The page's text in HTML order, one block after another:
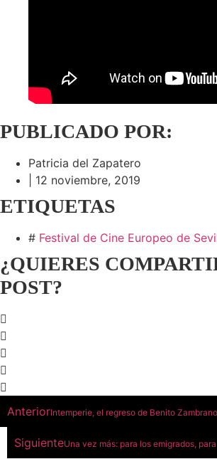
PUBLICADO POR:
Patricia del Zapatero
12 noviembre, 2019
ETIQUETAS
# Festival de Cine Europeo de
¿QUIERES
POST?
AnteriorIntemperie, el regreso de Benito Zambrano
SiguienteUna vez más: para los emigrados,